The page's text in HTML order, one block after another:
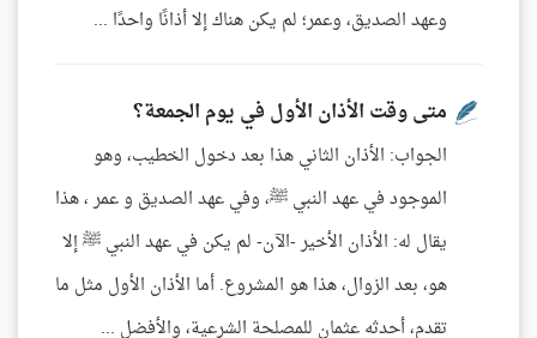
وعهد الصديق، وعمر؛ لم يكن هناك إلا أذانًا واحدًا ...
متى وقت الأذان الأول في يوم الجمعة؟
الجواب: الأذان الثاني هذا بعد دخول الخطيب، وهو
الموجود في عهد النبي ﷺ، وفي عهد الصديق و عمر ، هذا
يقال له: الأذان الأخير -الآن- لم يكن في عهد النبي ﷺ إلا
هو، بعد الزوال، هذا هو المشروع. أما الأذان الأول مثل ما
تقدم، أحدثه عثمان للمصلحة الشرعية، والأفضل ...